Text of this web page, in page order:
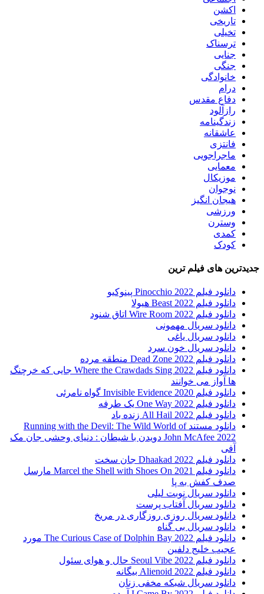
اکشن
تاریخی
تخیلی
ترسناک
جنایی
جنگی
خانوادگی
درام
دفاع مقدس
رازآلود
زندگینامه
عاشقانه
فانتزی
ماجراجویی
معمایی
موزیکال
نوجوان
هیجان انگیز
ورزشی
وسترن
کمدی
کودک
جدیدترین های فیلم ترین
دانلود فیلم Pinocchio 2022 پینوکیو
دانلود فیلم Beast 2022 هیولا
دانلود فیلم Wire Room 2022 اتاق شنود
دانلود سریال مهمونی
دانلود سریال یاغی
دانلود سریال خون سرد
دانلود فیلم 2022 Dead Zone منطقه مرده
دانلود فیلم Where the Crawdads Sing 2022 جایی که خرچنگ
ها آواز می خوانند
دانلود فیلم 2020 Invisible Evidence گواه نامرئی
دانلود فیلم One Way 2022 یک طرفه
دانلود فیلم All Hail 2022 زنده باد
دانلود مستند Running with the Devil: The Wild World of
John McAfee 2022 دویدن با شیطان : دنیای وحشی جان مک
آفی
دانلود فیلم Dhaakad 2022 جان سخت
دانلود فیلم Marcel the Shell with Shoes On 2021 مارسل
صدف کفش به پا
دانلود سریال نوبت لیلی
دانلود سریال آفتاب پرست
دانلود سریال روزی روزگاری در مریخ
دانلود سریال بی گناه
دانلود فیلم The Curious Case of Dolphin Bay 2022 مورد
عجیب خلیج دلفین
دانلود فیلم Seoul Vibe 2022 حال و هوای سئول
دانلود فیلم Alienoid 2022 بیگانه
دانلود سریال شبکه مخفی زنان